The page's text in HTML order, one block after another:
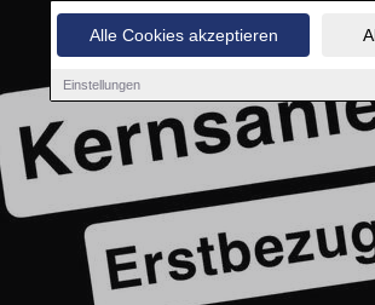
Alle Cookies akzeptieren
Einstellungen